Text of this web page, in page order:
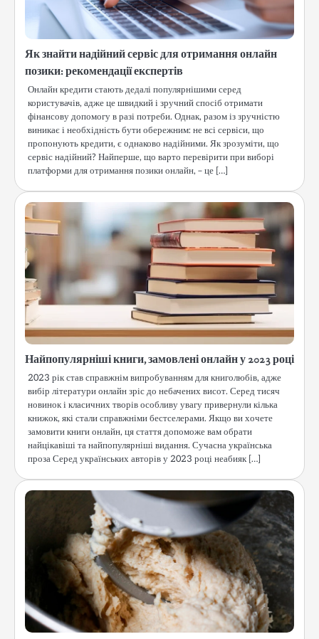
Як знайти надійний сервіс для отримання онлайн
позики: рекомендації експертів
Онлайн кредити стають дедалі популярнішими серед
користувачів, адже це швидкий і зручний спосіб отримати
фінансову допомогу в разі потреби. Однак, разом із зручністю
виникає і необхідність бути обережним: не всі сервіси, що
пропонують кредити, є однаково надійними. Як зрозуміти, що
сервіс надійний? Найперше, що варто перевірити при виборі
платформи для отримання позики онлайн, – це […]
Найпопулярніші книги, замовлені онлайн у 2023 році
2023 рік став справжнім випробуванням для книголюбів, адже
вибір літератури онлайн зріс до небачених висот. Серед тисяч
новинок і класичних творів особливу увагу привернули кілька
книжок, які стали справжніми бестселерами. Якщо ви хочете
замовити книги онлайн, ця стаття допоможе вам обрати
найцікавіші та найпопулярніші видання. Сучасна українська
проза Серед українських авторів у 2023 році неабияк […]